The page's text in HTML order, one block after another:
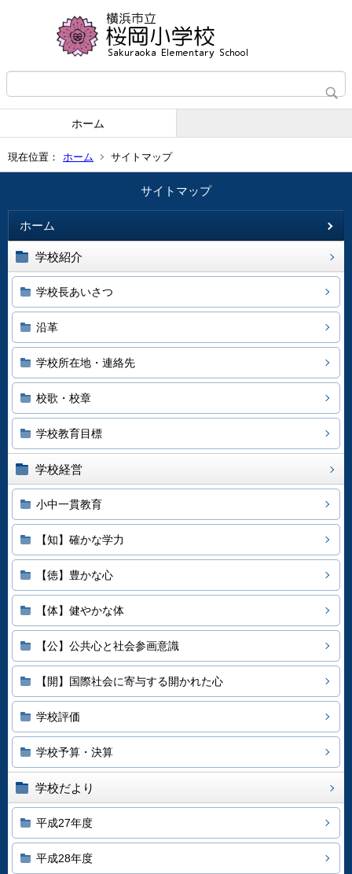
ホーム
現在位置： ホーム サイトマップ
サイトマップ
ホーム
学校紹介
学校長あいさつ
沿革
学校所在地・連絡先
校歌・校章
学校教育目標
学校経営
小中一貫教育
【知】確かな学力
【徳】豊かな心
【体】健やかな体
【公】公共心と社会参画意識
【開】国際社会に寄与する開かれた心
学校評価
学校予算・決算
学校だより
平成27年度
平成28年度